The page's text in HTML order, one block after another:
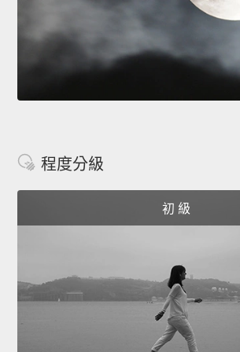
程度分級
初 級